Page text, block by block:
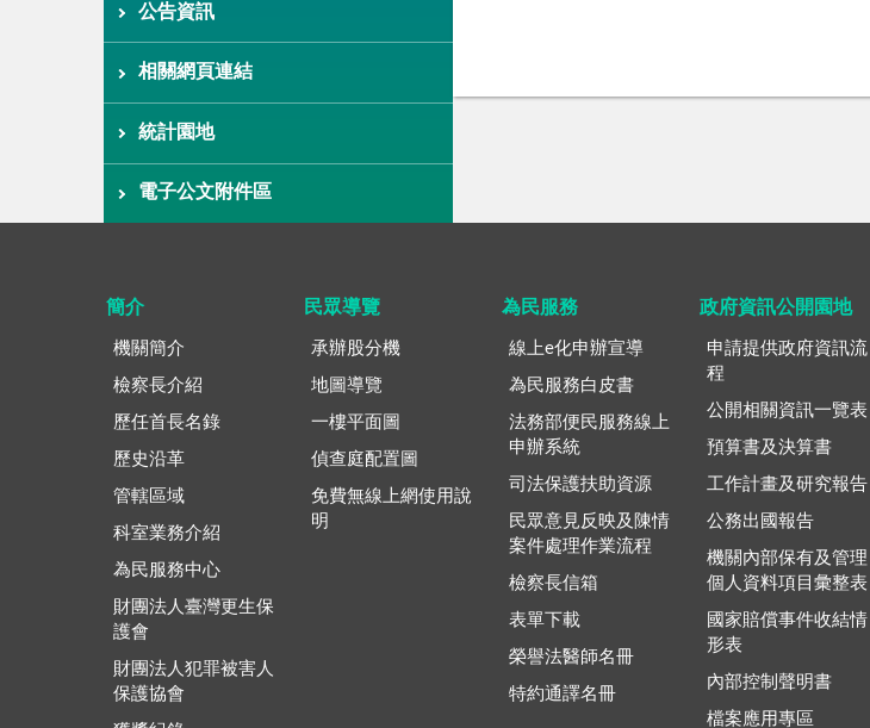
公告資訊
相關網頁連結
統計園地
電子公文附件區
簡介
機關簡介
檢察長介紹
歷任首長名錄
歷史沿革
管轄區域
科室業務介紹
為民服務中心
財團法人臺灣更生保
護會
財團法人犯罪被害人
保護協會
民眾導覽
承辦股分機
地圖導覽
一樓平面圖
偵查庭配置圖
免費無線上網使用說
明
為民服務
線上e化申辦宣導
為民服務白皮書
法務部便民服務線上
申辦系統
司法保護扶助資源
民眾意見反映及陳情
案件處理作業流程
檢察長信箱
表單下載
榮譽法醫師名冊
特約通譯名冊
政府資訊公開園地
申請提供政府資訊流
程
公開相關資訊一覽表
預算書及決算書
工作計畫及研究報告
公務出國報告
機關內部保有及管理
個人資料項目彙整表
國家賠償事件收結情
形表
內部控制聲明書
檔案應用專區